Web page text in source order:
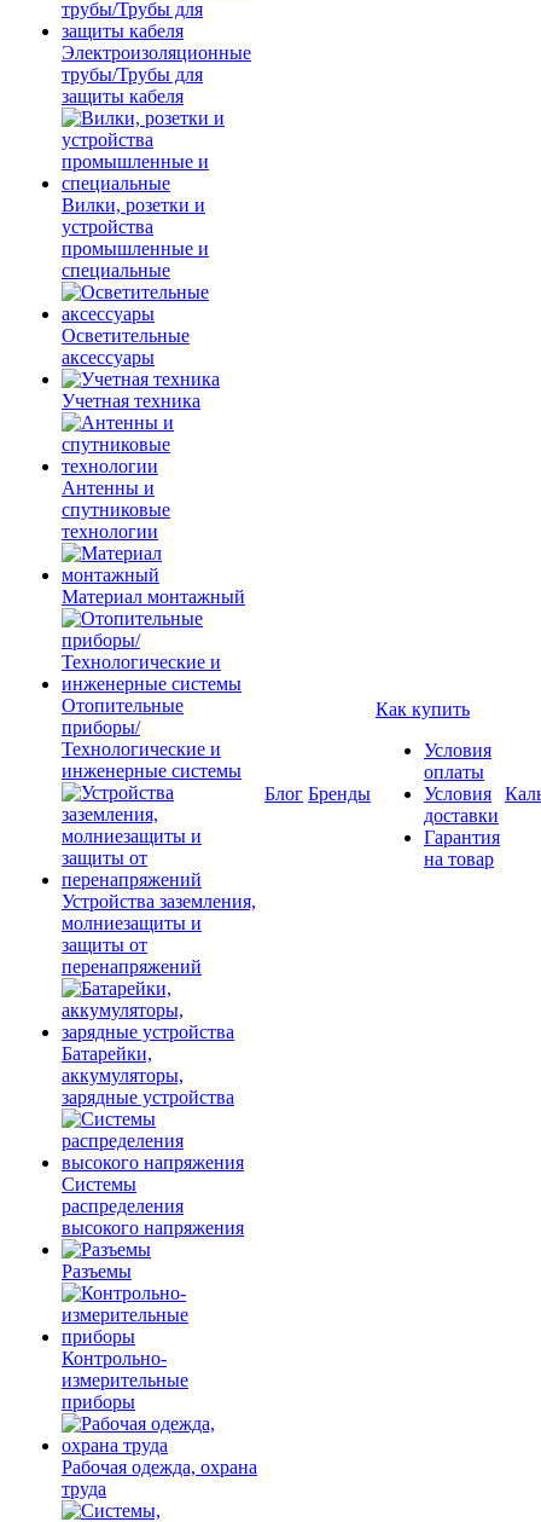
Электроизоляционные
трубы/Трубы для
защиты кабеля
Вилки, розетки и
устройства
промышленные и
специальные
Осветительные
аксессуары
Учетная техника
Антенны и
спутниковые
технологии
Материал монтажный
Отопительные
приборы/
Технологические и
инженерные системы
Устройства заземления,
молниезащиты и
защиты от
перенапряжений
Батарейки,
аккумуляторы,
зарядные устройства
Системы
распределения
высокого напряжения
Разъемы
Контрольно-
измерительные
приборы
Рабочая одежда, охрана
труда
Блог Бренды
Как купить
Условия
оплаты
Условия
доставки
Гарантия
на товар